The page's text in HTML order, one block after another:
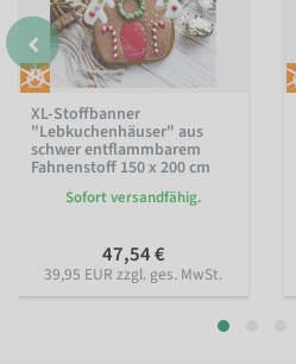
XL-Stoffbanner
"Lebkuchenhäuser" aus
schwer entflammbarem
Fahnenstoff 150 x 200 cm
Sofort versandfähig.
47,54 €
39,95 EUR zzgl. ges. MwSt.